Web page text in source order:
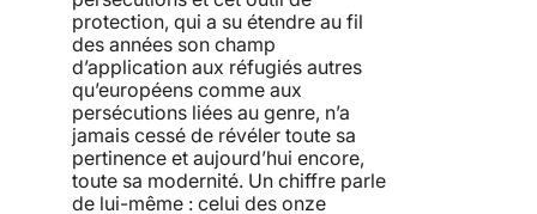
protection, qui a su étendre au fil
des années son champ
d’application aux réfugiés autres
qu’européens comme aux
persécutions liées au genre, n’a
jamais cessé de révéler toute sa
pertinence et aujourd’hui encore,
toute sa modernité. Un chiffre parle
de lui-même : celui des onze